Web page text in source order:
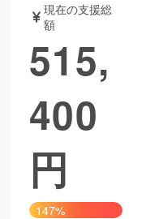
書籍・雑誌
チャレンジ
Creation
現在の支援総
額
515,
400
円
147%